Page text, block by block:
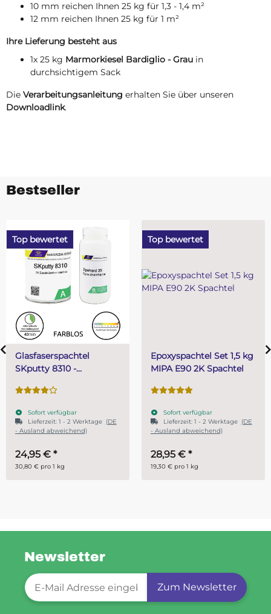
10 mm reichen Ihnen 25 kg für 1,3 - 1,4 m²
12 mm reichen Ihnen 25 kg für 1 m²
Ihre Lieferung besteht aus
1x 25 kg Marmorkiesel Bardiglio - Grau in
durchsichtigem Sack
Die Verarbeitungsanleitung erhalten Sie über unseren
Downloadlink.
Bestseller
Top bewertet
Epoxyspachtel Set 1,5 kg
MIPA E90 2K Spachtel
Sofort verfügbar
Lieferzeit:1 - 2 Werktage
- Ausland abweichend)
28,95 €
19,30 € pro 1 kg
Top bewertet
PUR (Resin) 4 Minuten
Gießharz SKresin 6804
Sofort verfügbar
ab14,95 €
29,90 € pro 1 kg
Newsletter
Newsletter-Registrierung
Zum Newsletter